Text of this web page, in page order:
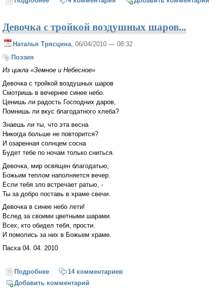
Девочка с тройкой воздушных шаров...
Наталья Трясцина , 06/04/2010 — 08:32
Поэзия
Из цикла «Земное и Небесное»
Девочка с тройкой воздушных шаров
Смотришь в вечернее синее небо.
Ценишь ли радость Господних даров,
Помнишь ли вкус благодатного хлеба?
Знаешь ли ты, что эта весна
Никогда больше не повторится?
И озаренная солнцем сосна
Будет тебе по ночам только сниться.
Девочка, мир освящен благодатью;
Божьим теплом наполняется вечер.
Если тебя зло встречает ратью, -
Ты за добро поставь в храме свечи.
Девочка в синее небо лети!
Вслед за своими цветными шарами.
Всех, кто обидел тебя, прости.
И помолись за них в Божьем храме.
Пасха 04. 04. 2010
Подробнее о Девочка с тройкой воздушных шаров...
14 комментариев
Добавить комментарий